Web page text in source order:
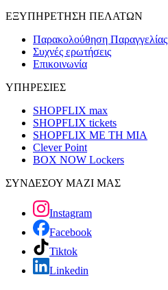
ΕΞΥΠΗΡΕΤΗΣΗ ΠΕΛΑΤΩΝ
Παρακολούθηση Παραγγελίας
Συχνές ερωτήσεις
Επικοινωνία
ΥΠΗΡΕΣΙΕΣ
SHOPFLIX max
SHOPFLIX tickets
SHOPFLIX ΜΕ ΤΗ ΜΙΑ
Clever Point
BOX NOW Lockers
ΣΥΝΔΕΣΟΥ ΜΑΖΙ ΜΑΣ
Instagram
Facebook
Tiktok
Linkedin